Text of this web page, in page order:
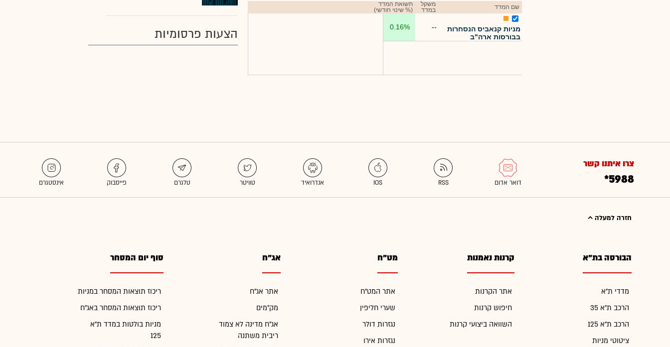
שם המדד
משקל
במדד
תשואת המדד
(% שינוי חודשי)
מניות קנאביס הנסחרות
בבורסות ארה"ב
--
0.16% הצעות פרסומיות
צרו איתנו קשר
*5988
חזרה למעלה
הבורסה בת"א
מדדי ת"א
הרכב ת"א 35
הרכב ת"א 125
ציטוטי מניות
קרנות נאמנות
אתר הקרנות
חיפוש קרנות
השוואה ביצועי קרנות
מט"ח
אתר המט"ח
שערי חליפין
נגזרות דולר
נגזרות אירו
אג"ח
אתר אג"ח
מק"מים
אג"ח מדינה לא צמוד
ריבית משתנה
סוף יום המסחר
ריכוז תוצאות המסחר במניות
ריכוז תוצאות המסחר באג"ח
מניות בולטות במדד ת"א
125